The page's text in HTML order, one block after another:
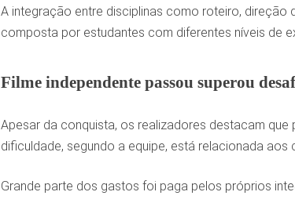
A integração entre disciplinas como roteiro,
composta por estudantes com diferentes níveis de
Filme independente passou superou
Apesar da conquista, os realizadores destacam que
dificuldade, segundo a equipe, está relacionada
Grande parte dos gastos foi paga pelos próprios